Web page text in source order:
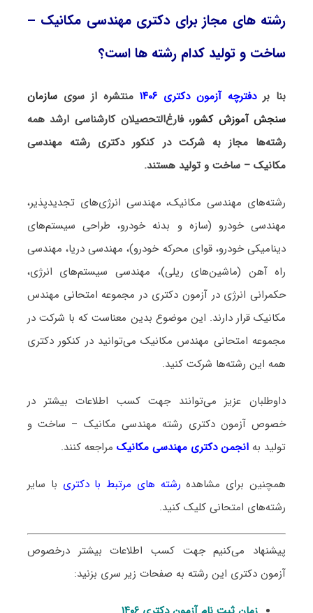
رشته های مجاز برای دکتری مهندسی مکانیک –
ساخت و تولید کدام رشته ها است؟
بنا بردفترچه آزمون دکتری ۱۴۰۶ منتشره از سویسازمان
سنجش آموزش کشور، فارغ‌التحصیلان کارشناسی ارشد همه
رشته‌ها مجاز به شرکت در کنکور دکتری رشتهمهندسی
مکانیک – ساخت و تولید هستند.
رشته‌های مهندسی مکانیک، مهندسی انرژی‌های تجدیدپذیر،
مهندسی خودرو (سازه و بدنه خودرو، طراحی سیستم‌های
دینامیکی خودرو، قوای محرکه خودرو)، مهندسی دریا، مهندسی
راه آهن (ماشین‌های ریلی)، مهندسی سیستم‌های انرژی،
حکمرانی انرژی در آزمون دکتری در مجموعه امتحانی مهندس
مکانیک قرار دارند. این موضوع بدین معناست که با شرکت در
مجموعه امتحانی مهندس مکانیک می‌توانید در کنکور دکتری
همه این رشته‌ها شرکت کنید.
داوطلبان عزیز می‌توانند جهت کسب اطلاعات بیشتر در
خصوص آزمون دکتری رشته مهندسی مکانیک – ساخت و
تولید به انجمن دکتری مهندسی مکانیک مراجعه کنند.
همچنین برای مشاهده رشته های مرتبط با دکتری با سایر
رشته‌های امتحانی کلیک کنید.
پیشنهاد می‌کنیم جهت کسب اطلاعات بیشتر درخصوص
آزمون دکتری این رشته به صفحات زیر سری بزنید: